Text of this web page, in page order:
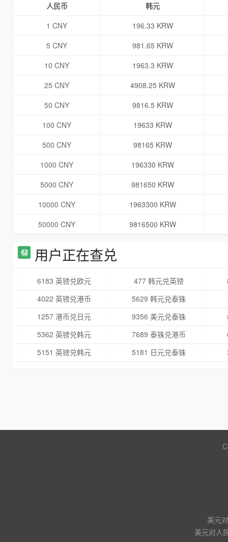
人民币
韩元
1 CNY
196.33 KRW
5 CNY
981.65 KRW
10 CNY
1963.3 KRW
25 CNY
4908.25 KRW
50 CNY
9816.5 KRW
100 CNY
19633 KRW
500 CNY
98165 KRW
1000 CNY
196330 KRW
5000 CNY
981650 KRW
10000 CNY
1963300 KRW
50000 CNY
9816500 KRW
用户正在查兑
6183 英镑兑欧元 477 韩元兑英镑
4022 英镑兑港币
5629 韩元兑泰铢
1257 港币兑日元
9356 美元兑泰铢
5362 英镑兑韩元
7689 泰铢兑港币
5151 英镑兑韩元
5181 日元兑泰铢
美元
美元对人